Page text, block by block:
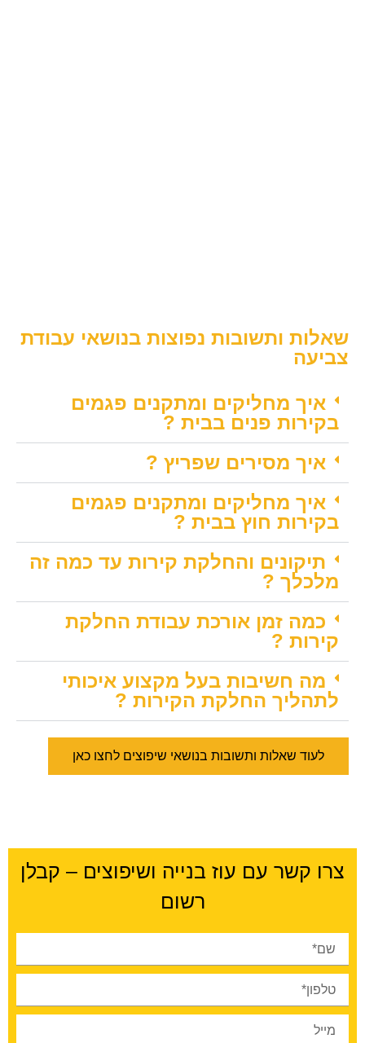
שאלות ותשובות נפוצות בנושאי עבודת
צביעה
איך מחליקים ומתקנים פגמים
בקירות פנים בבית ?
איך מסירים שפריץ ?
איך מחליקים ומתקנים פגמים
בקירות חוץ בבית ?
תיקונים והחלקת קירות עד כמה זה
מלכלך ?
כמה זמן אורכת עבודת החלקת
קירות ?
מה חשיבות בעל מקצוע איכותי
לתהליך החלקת הקירות ?
לעוד שאלות ותשובות בנושאי שיפוצים לחצו כאן
צרו קשר עם עוז בנייה ושיפוצים – קבלן
רשום